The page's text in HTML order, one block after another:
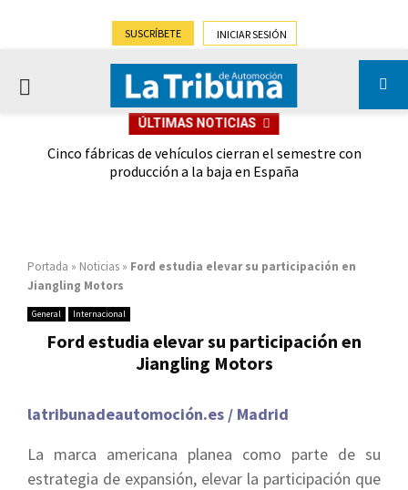
SUSCRÍBETE INICIAR SESIÓN
PRIMARY
ÚLTIMAS NOTICIAS
Cinco fábricas de vehículos cierran el semestre con
producción a la baja en España
Portada » Noticias » Ford estudia elevar su participación en
Jiangling Motors
General Internacional
Ford estudia elevar su participación en
Jiangling Motors
latribunadeautomoción.es / Madrid
La marca americana planea como parte de su
estrategia de expansión, elevar la participación que